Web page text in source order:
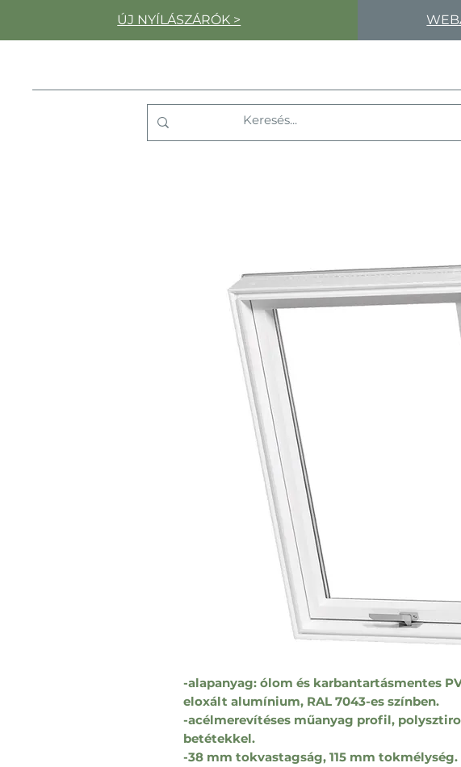
ÚJ NYÍLÁSZÁRÓK >
-alapanyag: ólom és karbantartásmentes
eloxált alumínium, RAL 7043-es színben.
-acélmerevítéses műanyag profil,
betétekkel.
-38 mm tokvastagság, 115 mm tokmélység.